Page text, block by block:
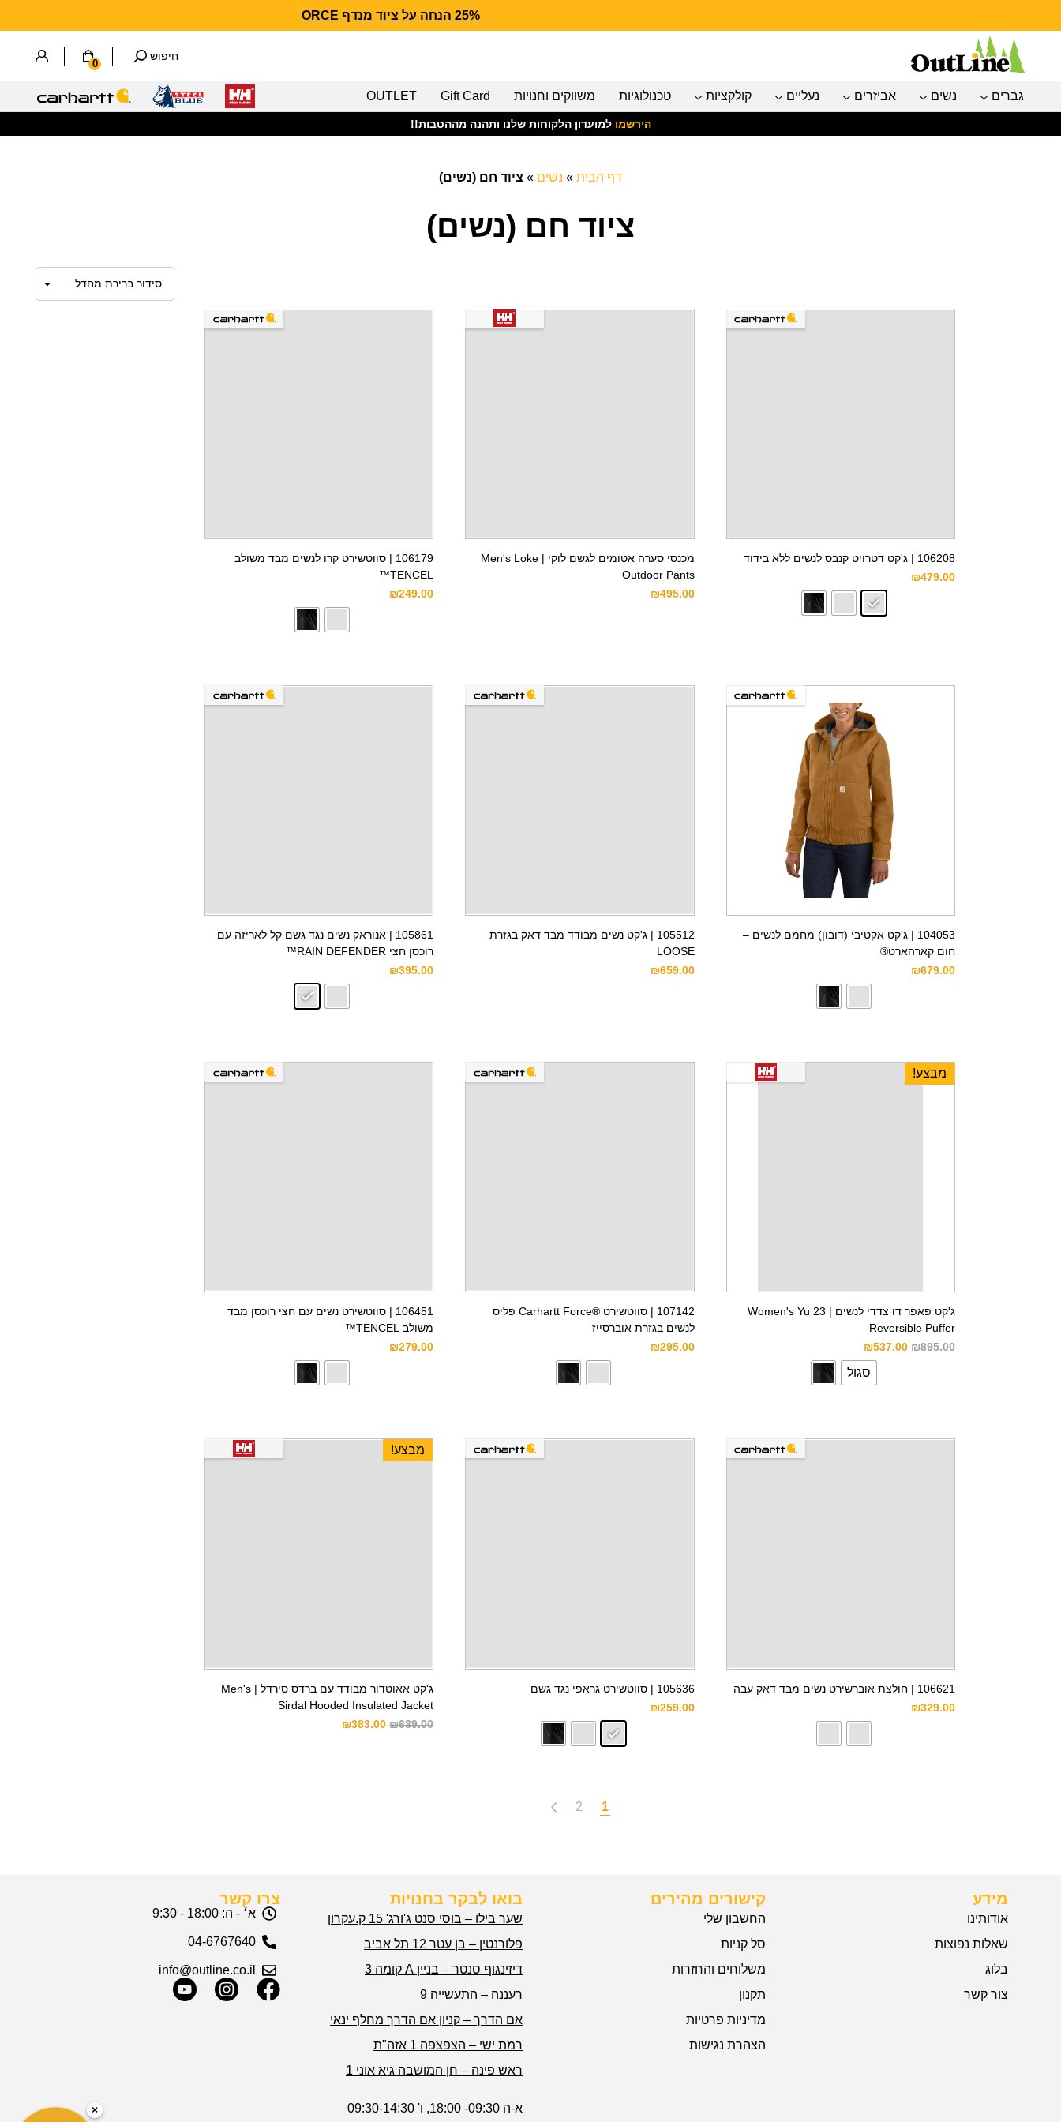
25% הנחה על ציוד מנדף CARHARTT FORCE
חיפוש
0
גברים נשים אביזרים נעליים קולקציות טכנולוגיות משווקים וחנויות Gift Card
OUTLET
הירשמו למועדון הלקוחות שלנו ותהנה מההטבות!!
דף הבית » נשים » ציוד חם (נשים)
ציוד חם (נשים)
106208 | ג'קט דטרויט קנבס לנשים ללא בידוד
₪479.00
מכנסי סערה אטומים לגשם לוקי | Men's Loke
Outdoor Pants
₪495.00
106179 | סווטשירט קרו לנשים מבד משולב
TENCEL™
₪249.00
104053 | ג'קט אקטיבי (דובון) מחמם לנשים –
חום קארהארט®
₪679.00
105512 | ג'קט נשים מבודד מבד דאק בגזרת
LOOSE
₪659.00
105861 | אנוראק נשים נגד גשם קל לאריזה עם
רוכסן חצי RAIN DEFENDER™
₪395.00
מבצע!
ג'קט פאפר דו צדדי לנשים | Women's Yu 23
Reversible Puffer
₪895.00
₪537.00
סגול
107142 | סווטשירט ®Carhartt Force פליס
לנשים בגזרת אוברסייז
₪295.00
106451 | סווטשירט נשים עם חצי רוכסן מבד
משולב TENCEL™
₪279.00
106621 | חולצת אוברשירט נשים מבד דאק עבה
₪329.00
105636 | סווטשירט גראפי נגד גשם
₪259.00
מבצע!
ג'קט אאוטדור מבודד עם ברדס סירדל | Men's
Sirdal Hooded Insulated Jacket
₪639.00
₪383.00
1
2
מידע
אודותינו
שאלות נפוצות
בלוג
צור קשר
קישורים מהירים
החשבון שלי
סל קניות
משלוחים והחזרות
תקנון
מדיניות פרטיות
הצהרת נגישות
בואו לבקר בחנויות
שער בילו – בוסי סנט ג'ורג' 15 ק.עקרון
פלורנטין – בן עטר 12 תל אביב
דיזינגוף סנטר – בניין A קומה 3
רעננה – התעשייה 9
אם הדרך – קניון אם הדרך מחלף ינאי
רמת ישי – הצפצפה 1 אזה"ת
ראש פינה – חן המושבה גיא אוני 1
א-ה 09:30- 18:00, ו' 09:30-14:30
צרו קשר
א׳ - ה: 18:00 - 9:30
04-6767640
info@outline.co.il
×